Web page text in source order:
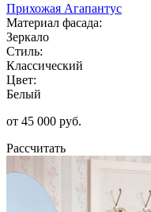
Прихожая Агапантус
Материал фасада:
Зеркало
Стиль:
Классический
Цвет:
Белый
от 45 000 руб.
Рассчитать